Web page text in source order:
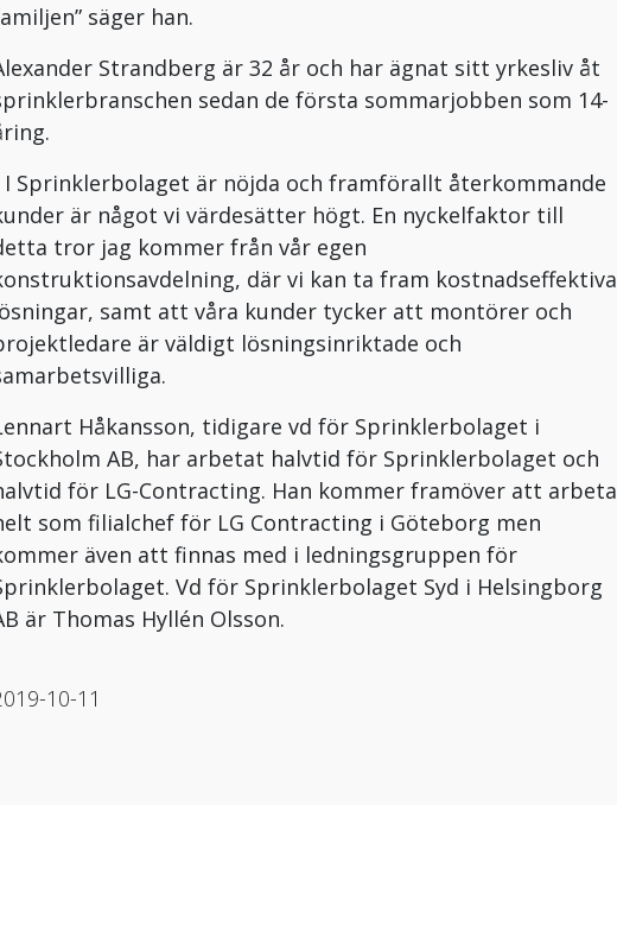
säger han.
Strandberg är 32 år och har ägnat sitt yrkesliv åt
sedan de första sommarjobben som 14-
I Sprinklerbolaget är nöjda och framförallt återkommande
är något vi värdesätter högt. En nyckelfaktor till
tror jag kommer från vår egen
där vi kan ta fram kostnadseffektiva
samt att våra kunder tycker att montörer och
är väldigt lösningsinriktade och
Håkansson, tidigare vd för Sprinklerbolaget i
AB, har arbetat halvtid för Sprinklerbolaget och
för LG-Contracting. Han kommer framöver att arbeta
som filialchef för LG Contracting i Göteborg men
även att finnas med i ledningsgruppen för
Vd för Sprinklerbolaget Syd i Helsingborg
är Thomas Hyllén Olsson.
10-11